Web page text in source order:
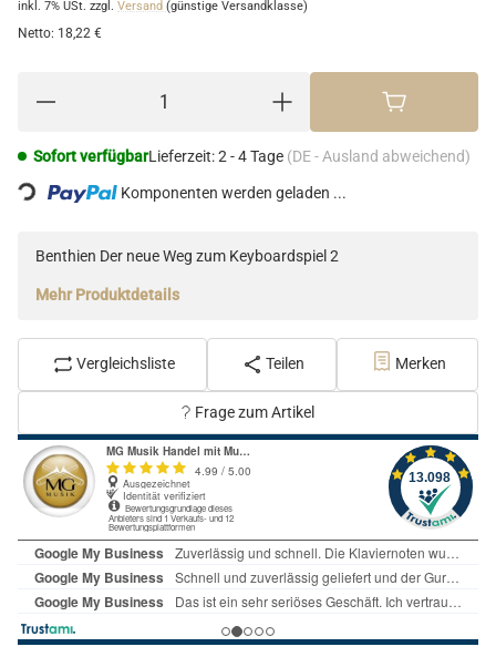
inkl. 7% USt. zzgl. Versand (günstige Versandklasse)
Netto: 18,22 €
Sofort verfügbarLieferzeit:2 - 4 Tage (DE - Ausland abweichend)
Loading... Komponenten werden geladen ...
Benthien Der neue Weg zum Keyboardspiel 2
Mehr Produktdetails
Vergleichsliste Teilen Merken
Frage zum Artikel